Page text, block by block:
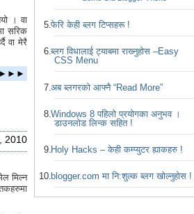
। वा
सरिक
वा मेरै
►►►
2010
मिल्न
फेरि केही ब्लग टिप्सहरू !
ब्लग विधालाई ट्याबमा राख्‍नुहोस –Easy
CSS Menu
अब ब्लगरको आफ्नै “Read More”
Windows 8 पहिलो प्रयोगका अनुभव ।
डाउनलोड लिन्क सहित !
Holy Hacks – केही कम्प्युटर ह्याकहरु !
blogger.com मा नि:शुल्क ब्लग खोल्नुहोस !